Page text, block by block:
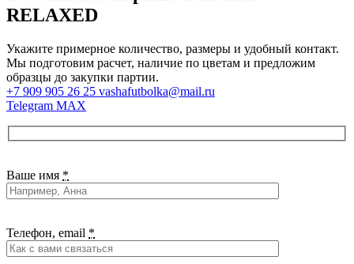
RELAXED
Укажите примерное количество, размеры и удобный контакт.
Мы подготовим расчет, наличие по цветам и предложим
образцы до закупки партии.
+7 909 905 26 25 vashafutbolka@mail.ru
Telegram MAX
Ваше имя *
Телефон, email *